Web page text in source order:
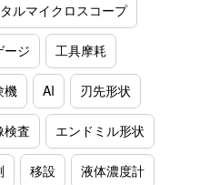
ルマイクロスコープ
ージ 工具摩耗
機 AI 刃先形状
検査 エンドミル形状
移設 液体濃度計